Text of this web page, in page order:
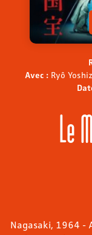
Avec : Ryô
Le
Nagasaki, 1964 -